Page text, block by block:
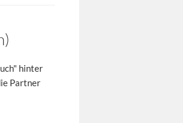
hinter
Partner